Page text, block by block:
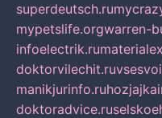
superdeutsch.ru
mypetslife.orgwarren-
infoelectrik.ru
doktorvilechit.ru
manikjurinfo.ru
doktoradvice.ru